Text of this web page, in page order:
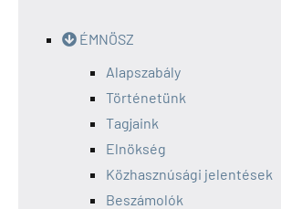
ÉMNÖSZ
Alapszabály
Történetünk
Tagjaink
Elnökség
Közhasznúsági jelentések
Beszámolók